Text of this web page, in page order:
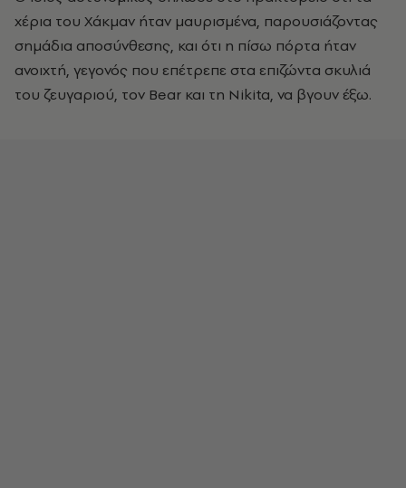
χέρια του Χάκμαν ήταν μαυρισμένα, παρουσιάζοντας
σημάδια αποσύνθεσης, και ότι η πίσω πόρτα ήταν
ανοιχτή, γεγονός που επέτρεπε στα επιζώντα σκυλιά
του ζευγαριού, τον Bear και τη Nikita, να βγουν έξω.